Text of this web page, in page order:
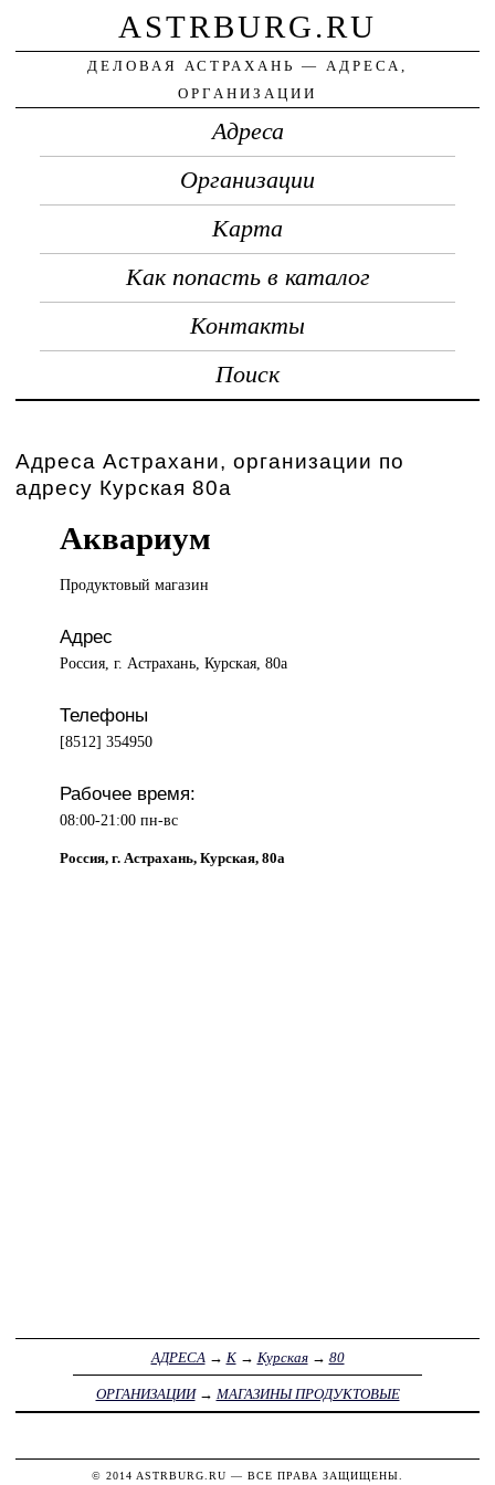
ASTRBURG.RU
ДЕЛОВАЯ АСТРАХАНЬ — АДРЕСА,
ОРГАНИЗАЦИИ
Адреса
Организации
Карта
Как попасть в каталог
Контакты
Поиск
Адреса Астрахани, организации по
адресу Курская 80а
Аквариум
Продуктовый магазин
Адрес
Россия, г. Астрахань, Курская, 80а
Телефоны
[8512] 354950
Рабочее время:
08:00-21:00 пн-вс
Россия, г. Астрахань, Курская, 80а
АДРЕСА → К→ Курская→ 80
ОРГАНИЗАЦИИ→ МАГАЗИНЫ ПРОДУКТОВЫЕ
© 2014 ASTRBURG.RU — ВСЕ ПРАВА ЗАЩИЩЕНЫ.